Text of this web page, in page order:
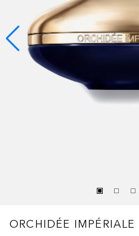
ORCHIDÉE IMPÉRIALE